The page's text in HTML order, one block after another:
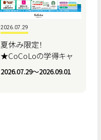
2026.07.29
夏休み限定！
★CoCoLoの学得キャ
ンペーン★
2026.07.29〜2026.09.01